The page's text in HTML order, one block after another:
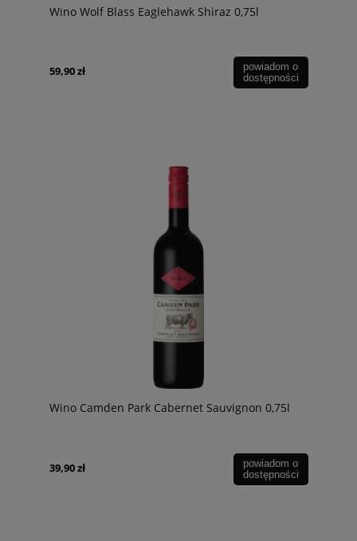
Wino Wolf Blass Eaglehawk Shiraz 0,75l
59,90 zł
powiadom o
dostępności
Wino Camden Park Cabernet Sauvignon 0,75l
39,90 zł
powiadom o
dostępności